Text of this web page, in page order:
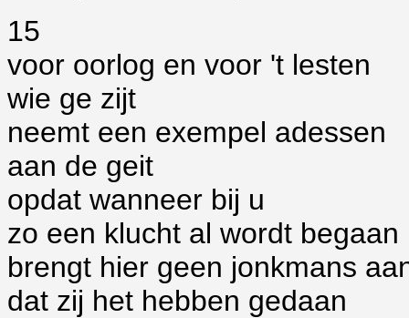
15
voor oorlog en voor 't lesten
wie ge zijt
neemt een exempel adessen
aan de geit
opdat wanneer bij u
zo een klucht al wordt begaan
brengt hier geen jonkmans
dat zij het hebben gedaan